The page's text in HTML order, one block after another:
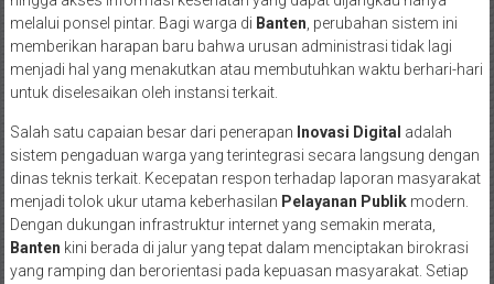
melalui ponsel pintar. Bagi warga di Banten , perubahan sistem ini
memberikan harapan baru bahwa urusan administrasi tidak lagi
menjadi hal yang menakutkan atau membutuhkan waktu berhari-hari
untuk diselesaikan oleh instansi terkait.
Salah satu capaian besar dari penerapan Inovasi Digital adalah
sistem pengaduan warga yang terintegrasi secara langsung dengan
dinas teknis terkait. Kecepatan respon terhadap laporan masyarakat
menjadi tolok ukur utama keberhasilan Pelayanan Publikmodern.
Dengan dukungan infrastruktur internet yang semakin merata,
Banten kini berada di jalur yang tepat dalam menciptakan birokrasi
yang ramping dan berorientasi pada kepuasan masyarakat. Setiap